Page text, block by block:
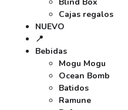
Cajas regalos
NUEVO
📍
Bebidas
Mogu Mogu
Ocean Bomb
Batidos
Ramune